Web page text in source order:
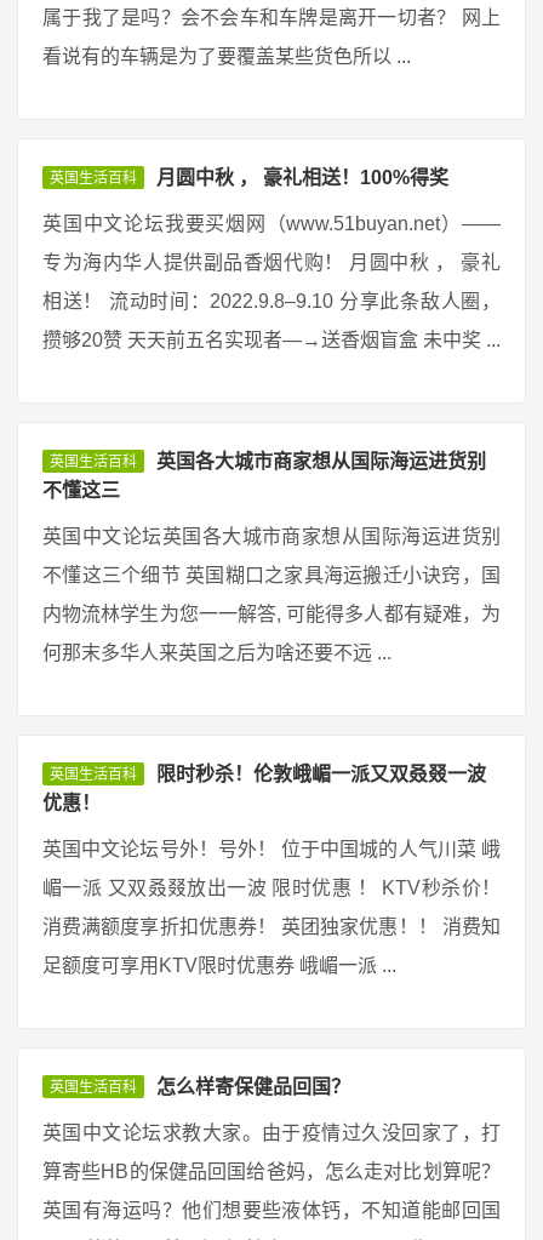
属于我了是吗？会不会车和车牌是离开一切者？ 网上
看说有的车辆是为了要覆盖某些货色所以 ...
英国生活百科 月圆中秋 ， 豪礼相送！100%得奖
英国中文论坛我要买烟网（www.51buyan.net）——
专为海内华人提供副品香烟代购！ 月圆中秋 ， 豪礼
相送！ 流动时间：2022.9.8–9.10 分享此条敌人圈，
攒够20赞 天天前五名实现者—→送香烟盲盒 未中奖 ...
英国生活百科
英国各大城市商家想从国际海运进货别
不懂这三
英国中文论坛英国各大城市商家想从国际海运进货别
不懂这三个细节 英国糊口之家具海运搬迁小诀窍，国
内物流林学生为您一一解答, 可能得多人都有疑难，为
何那末多华人来英国之后为啥还要不远 ...
英国生活百科
限时秒杀！伦敦峨嵋一派又双叒叕一波
优惠！
英国中文论坛号外！号外！ 位于中国城的人气川菜 峨
嵋一派 又双叒叕放出一波 限时优惠 ！ KTV秒杀价！
消费满额度享折扣优惠券！ 英团独家优惠！！ 消费知
足额度可享用KTV限时优惠券 峨嵋一派 ...
英国生活百科 怎么样寄保健品回国？
英国中文论坛求教大家。由于疫情过久没回家了，打
算寄些HB的保健品回国给爸妈，怎么走对比划算呢？
英国有海运吗？他们想要些液体钙，不知道能邮回国